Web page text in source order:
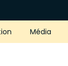
Média